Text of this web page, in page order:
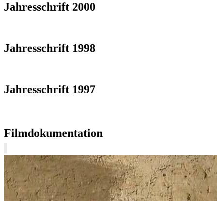
Jahresschrift 2000
Jahresschrift 1998
Jahresschrift 1997
Filmdokumentation